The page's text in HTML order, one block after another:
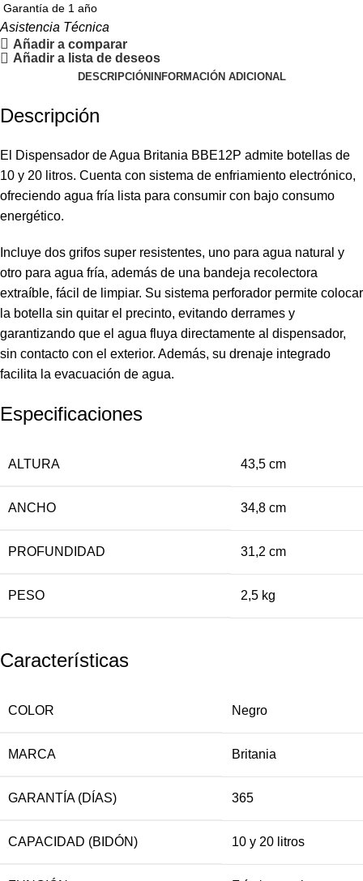
Garantía de 1 año
Asistencia Técnica
Añadir a comparar
Añadir a lista de deseos
DESCRIPCIÓNINFORMACIÓN ADICIONAL
Descripción
El Dispensador de Agua Britania BBE12P admite botellas de
10 y 20 litros. Cuenta con sistema de enfriamiento electrónico,
ofreciendo agua fría lista para consumir con bajo consumo
energético.
Incluye dos grifos super resistentes, uno para agua natural y
otro para agua fría, además de una bandeja recolectora
extraíble, fácil de limpiar. Su sistema perforador permite colocar
la botella sin quitar el precinto, evitando derrames y
garantizando que el agua fluya directamente al dispensador,
sin contacto con el exterior. Además, su drenaje integrado
facilita la evacuación de agua.
Especificaciones
ALTURA 43,5 cm
ANCHO 34,8 cm
PROFUNDIDAD 31,2 cm
PESO 2,5 kg
Características
COLOR Negro
MARCA Britania
GARANTÍA (DÍAS) 365
CAPACIDAD (BIDÓN) 10 y 20 litros